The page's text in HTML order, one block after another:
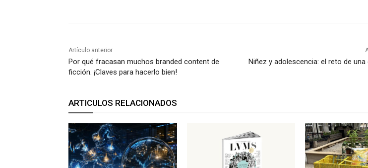
Artículo anterior
Por qué fracasan muchos branded content de
ficción. ¡Claves para hacerlo bien!
Niñez y adolescencia: el reto de
ARTICULOS RELACIONADOS